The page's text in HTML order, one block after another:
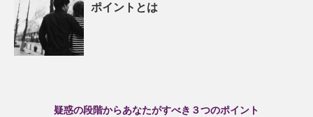
ポイントとは
疑惑の段階からあなたがすべき３つのポイント